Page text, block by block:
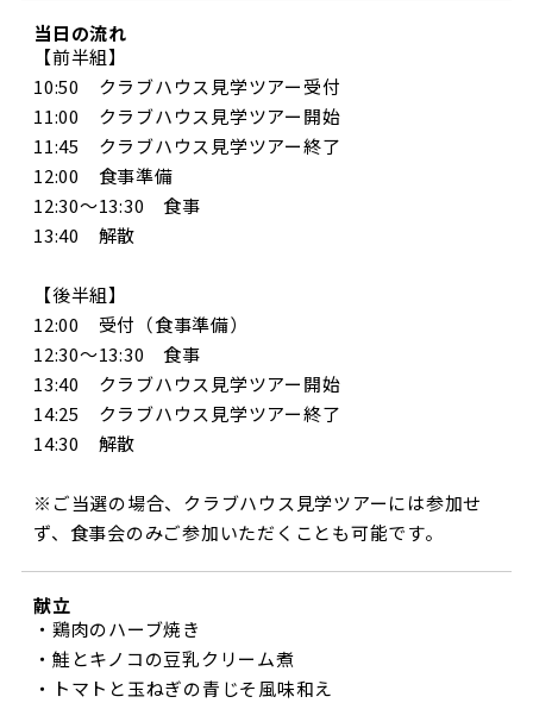
当日の流れ
【前半組】
10:50 クラブハウス見学ツアー受付
11:00 クラブハウス見学ツアー開始
11:45 クラブハウス見学ツアー終了
12:00 食事準備
12:30～13:30 食事
13:40 解散
【後半組】
12:00 受付（食事準備）
12:30～13:30 食事
13:40 クラブハウス見学ツアー開始
14:25 クラブハウス見学ツアー終了
14:30 解散
※ご当選の場合、クラブハウス見学ツアーには参加せ
ず、食事会のみご参加いただくことも可能です。
献立
・鶏肉のハーブ焼き
・鮭とキノコの豆乳クリーム煮
・トマトと玉ねぎの青じそ風味和え